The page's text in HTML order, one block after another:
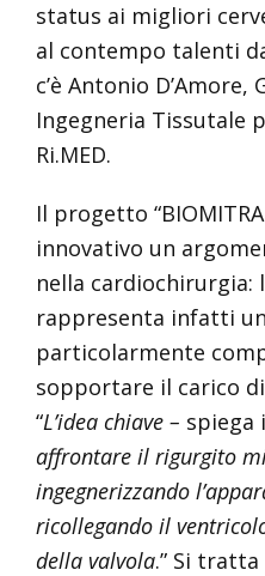
status ai migliori
al contempo talenti
c’è Antonio
Ingegneria Tissutale
Ri.MED.
Il progetto
innovativo un
nella cardiochirurgia:
rappresenta infatti
particolarmente
sopportare il carico
“L’idea chiave – spiega
affrontare il rigurgito
ingegnerizzando
ricollegando il
della valvola.” Si